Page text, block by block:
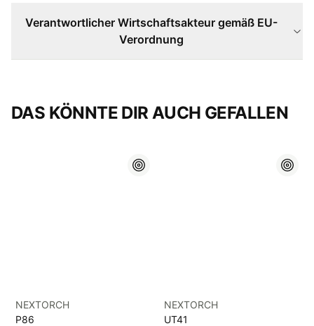
Verantwortlicher Wirtschaftsakteur gemäß EU-
Verordnung
DAS KÖNNTE DIR AUCH GEFALLEN
NEXTORCH
P86
NEXTORCH
UT41